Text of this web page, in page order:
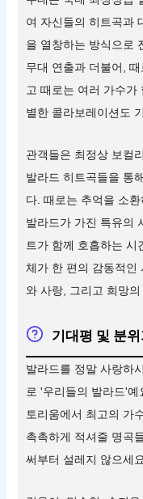
여 자신들의 히트곡과
을 열창하는 방식으로
무대 연출과 더불어,
고 때로는 여러 가수가
별한 콜라보레이션도
관객들은 최정상 보컬
발라드 히트곡들을 통
다. 때로는 추억을 소
발라드가 가진 특유의
트가 함께 호흡하는 시
체가 한 편의 감동적인
와 사랑, 그리고 희망
기대평 및 분위
발라드를 정말 사랑하
로 '우리들의 발라드'
토리움에서 최고의 가
촉촉하게 적셔줄 명곡
써부터 설레지 않으세